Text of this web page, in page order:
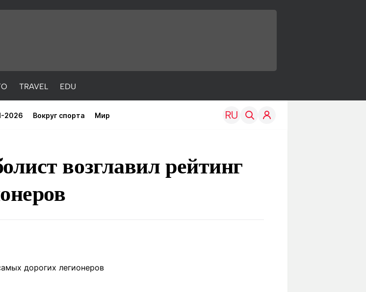
TRAVEL EDU
2026 Вокруг спорта Мир
Спецпроекты
возглавил рейтинг